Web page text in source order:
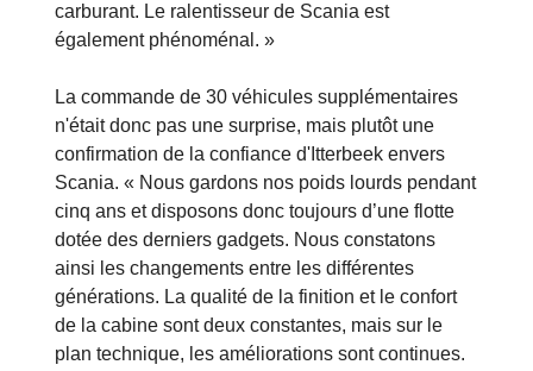
carburant. Le ralentisseur de Scania est
également phénoménal. »
La commande de 30 véhicules supplémentaires
n'était donc pas une surprise, mais plutôt une
confirmation de la confiance d'Itterbeek envers
Scania. « Nous gardons nos poids lourds pendant
cinq ans et disposons donc toujours d’une flotte
dotée des derniers gadgets. Nous constatons
ainsi les changements entre les différentes
générations. La qualité de la finition et le confort
de la cabine sont deux constantes, mais sur le
plan technique, les améliorations sont continues.